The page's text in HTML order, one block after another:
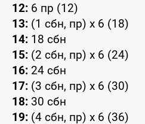
12: 6 пр (12)
13: (1 сбн, пр) x 6 (18)
14: 18 сбн
15: (2 сбн, пр) x 6 (24)
16: 24 сбн
17: (3 сбн, пр) x 6 (30)
18: 30 сбн
19: (4 сбн, пр) x 6 (36)